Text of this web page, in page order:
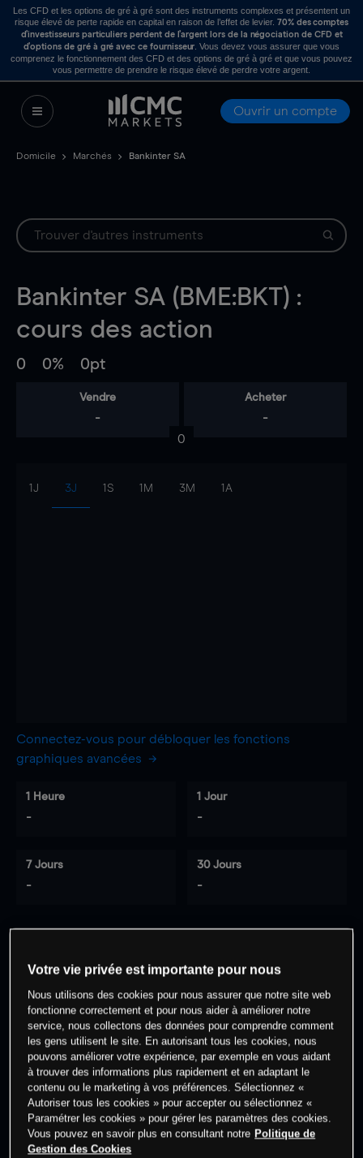
Les CFD et les options de gré à gré sont des instruments complexes et présentent un
risque élevé de perte rapide en capital en raison de l’effet de levier. 70% des comptes
d’investisseurs particuliers perdent de l’argent lors de la négociation de CFD et
d’options de gré à gré avec ce fournisseur . Vous devez vous assurer que vous
comprenez le fonctionnement des CFD et des options de gré à gré et que vous pouvez
vous permettre de prendre le risque élevé de perdre votre argent.
Ouvrir un compte
Domicile Marchés Bankinter SA
Bankinter SA (BME:BKT) :
cours des action
0 0% 0pt
Vendre
-
Acheter
-
0
1J 3J 1S 1M 3M 1A
Connectez-vous pour débloquer les fonctions
graphiques avancées
1 Heure
-
1 Jour
-
7 Jours
-
30 Jours
-
cet actif
Commencez à trader
Les prix sont indicatifs.Connectez-vous pour voir les
dernières données du marché.
Votre vie privée est importante pour nous
Nous utilisons des cookies pour nous assurer que notre site web
fonctionne correctement et pour nous aider à améliorer notre
service, nous collectons des données pour comprendre comment
les gens utilisent le site. En autorisant tous les cookies, nous
pouvons améliorer votre expérience, par exemple en vous aidant
à trouver des informations plus rapidement et en adaptant le
contenu ou le marketing à vos préférences. Sélectionnez «
Autoriser tous les cookies » pour accepter ou sélectionnez «
Paramétrer les cookies » pour gérer les paramètres des cookies.
Vous pouvez en savoir plus en consultant notre Politique de
Gestion des Cookies